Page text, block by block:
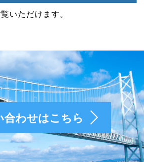
いただけます。
合わせはこちら